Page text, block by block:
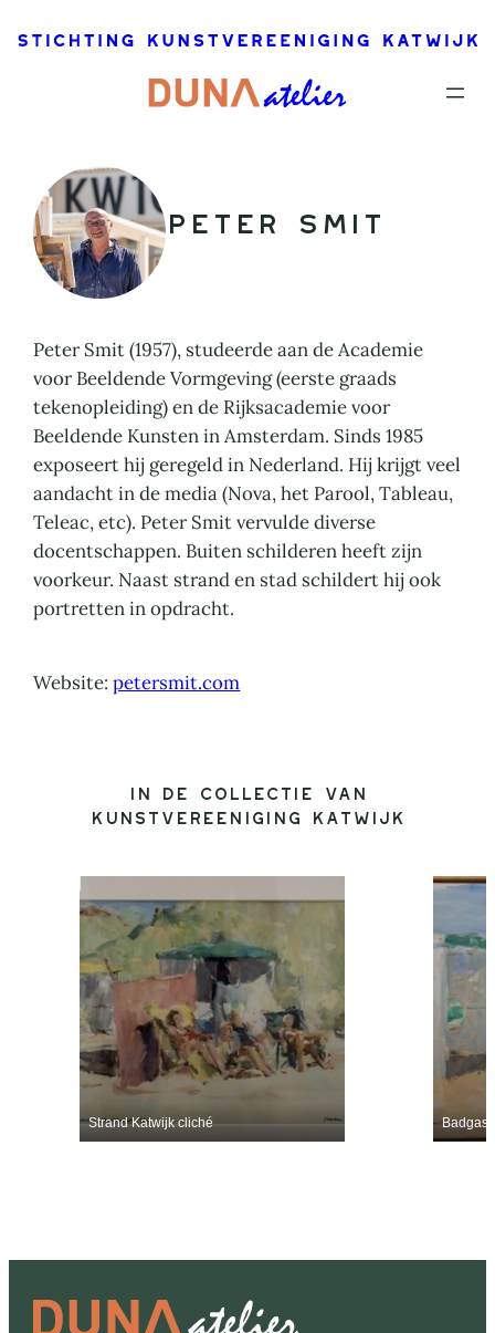
naar
Peter Smit
Peter Smit (1957), studeerde aan de Academie
voor Beeldende Vormgeving (eerste graads
tekenopleiding) en de Rijksacademie voor
Beeldende Kunsten in Amsterdam. Sinds 1985
exposeert hij geregeld in Nederland. Hij krijgt veel
aandacht in de media (Nova, het Parool, Tableau,
Teleac, etc). Peter Smit vervulde diverse
docentschappen. Buiten schilderen heeft zijn
voorkeur. Naast strand en stad schildert hij ook
portretten in opdracht.
Website:petersmit.com
In de collectie van
Kunstvereeniging Katwijk
Strand Katwijk cliché